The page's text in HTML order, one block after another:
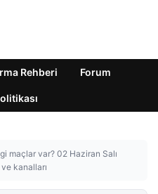
Rehberi Forum
maçlar var? 02 Haziran Salı
kanalları